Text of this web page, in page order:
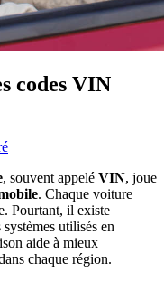
codes VIN
, souvent appelé VIN, joue
. Chaque voiture
Pourtant, il existe
systèmes utilisés en
aide à mieux
chaque région.